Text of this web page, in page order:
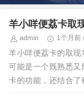
羊小咩便荔卡取
admin 1个月前
羊小咩便荔卡的取现
可能是一个既熟悉
卡的功能，还结合了
捷的同时，也能体验